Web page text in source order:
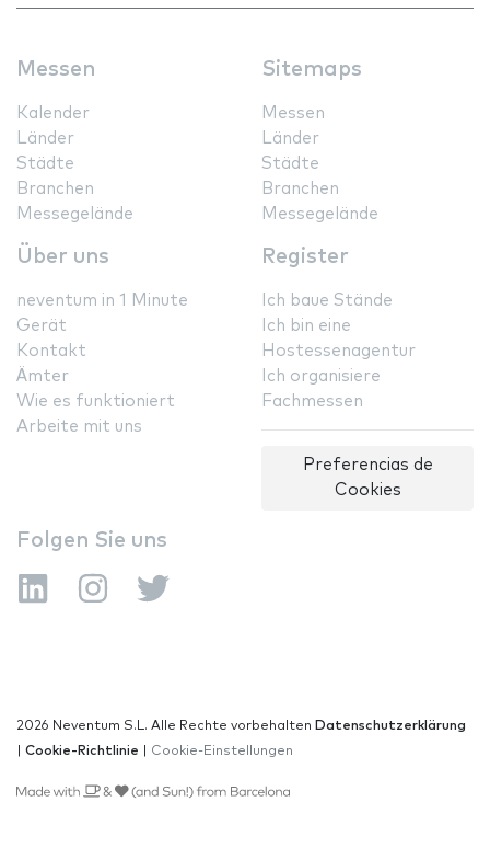
Messen
Kalender
Länder
Städte
Branchen
Messegelände
Sitemaps
Messen
Länder
Städte
Branchen
Messegelände
Über uns
neventum in 1 Minute
Gerät
Kontakt
Ämter
Wie es funktioniert
Arbeite mit uns
Register
Ich baue Stände
Ich bin eine
Hostessenagentur
Ich organisiere
Fachmessen
Preferencias de
Cookies
Folgen Sie uns
2026 Neventum S.L. Alle Rechte vorbehalten Datenschutzerklärung
Cookie-Richtlinie Cookie-Einstellungen